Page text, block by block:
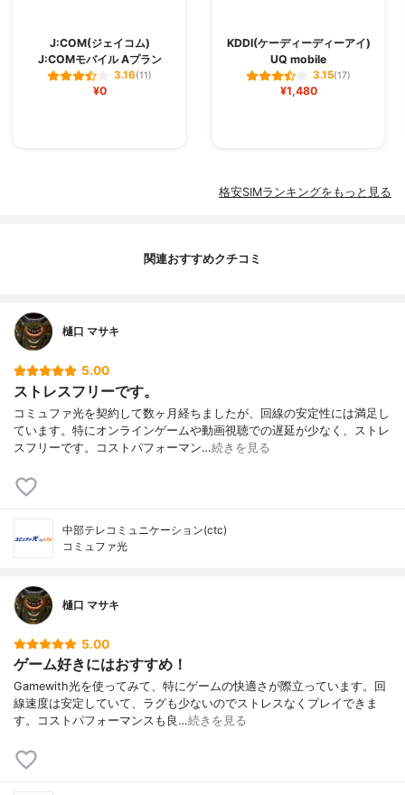
J:COM(ジェイコム)
J:COMモバイル Aプラン
3.16(11)
¥0
KDDI(ケーディーディーアイ)
UQ mobile
3.15(17)
¥1,480
格安SIMランキングをもっと見る
関連おすすめクチコミ
樋口 マサキ
5.00
ストレスフリーです。
コミュファ光を契約して数ヶ月経ちましたが、回線の安定性には満足し
ています。特にオンラインゲームや動画視聴での遅延が少なく、ストレ
スフリーです。コストパフォーマン…続きを見る
中部テレコミュニケーション(ctc)
コミュファ光
樋口 マサキ
5.00
ゲーム好きにはおすすめ！
Gamewith光を使ってみて、特にゲームの快適さが際立っています。回
線速度は安定していて、ラグも少ないのでストレスなくプレイできま
す。コストパフォーマンスも良…続きを見る